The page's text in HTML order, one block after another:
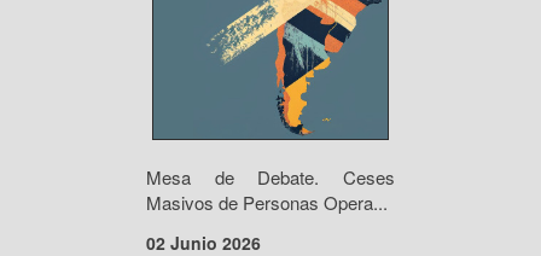
Mesa de Debate. Ceses
Masivos de Personas Opera...
02 Junio 2026